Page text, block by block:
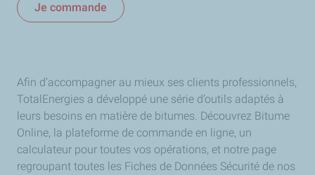
Je commande
Afin d’accompagner au mieux ses clients professionnels,
TotalEnergies a développé une série d’outils adaptés à
leurs besoins en matière de bitumes. Découvrez Bitume
Online, la plateforme de commande en ligne, un
calculateur pour toutes vos opérations, et notre page
regroupant toutes les Fiches de Données Sécurité de nos